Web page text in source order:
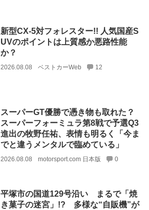
新型CX-5対フォレスター!! 人気国産S
UVのポイントは上質感か悪路性能
か？
2026.08.08 ベストカーWeb 12
スーパーGT優勝で憑き物も取れた？
スーパーフォーミュラ第8戦で予選Q3
進出の牧野任祐、表情も明るく「今ま
でと違うメンタルで臨めている」
2026.08.08 motorsport.com 日本版 0
平塚市の国道129号沿い まるで「焼
き菓子の迷宮」!? 多様な“自販機”が